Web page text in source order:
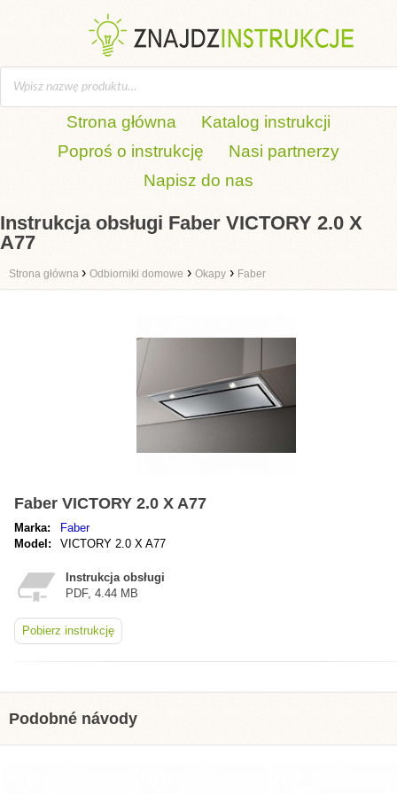
Strona główna
Katalog instrukcji
Poproś o instrukcję
Nasi partnerzy
Napisz do nas
Instrukcja obsługi Faber VICTORY 2.0 X
A77
Strona główna › Odbiorniki domowe › Okapy › Faber
Faber VICTORY 2.0 X A77
Marka:
Faber
Model:
VICTORY 2.0 X A77
Instrukcja obsługi
PDF, 4.44 MB
Pobierz instrukcję
Podobné návody